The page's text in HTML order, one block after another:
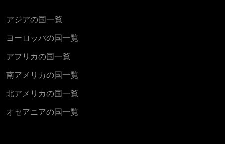
アジアの国一覧
ヨーロッパの国一覧
アフリカの国一覧
南アメリカの国一覧
北アメリカの国一覧
オセアニアの国一覧